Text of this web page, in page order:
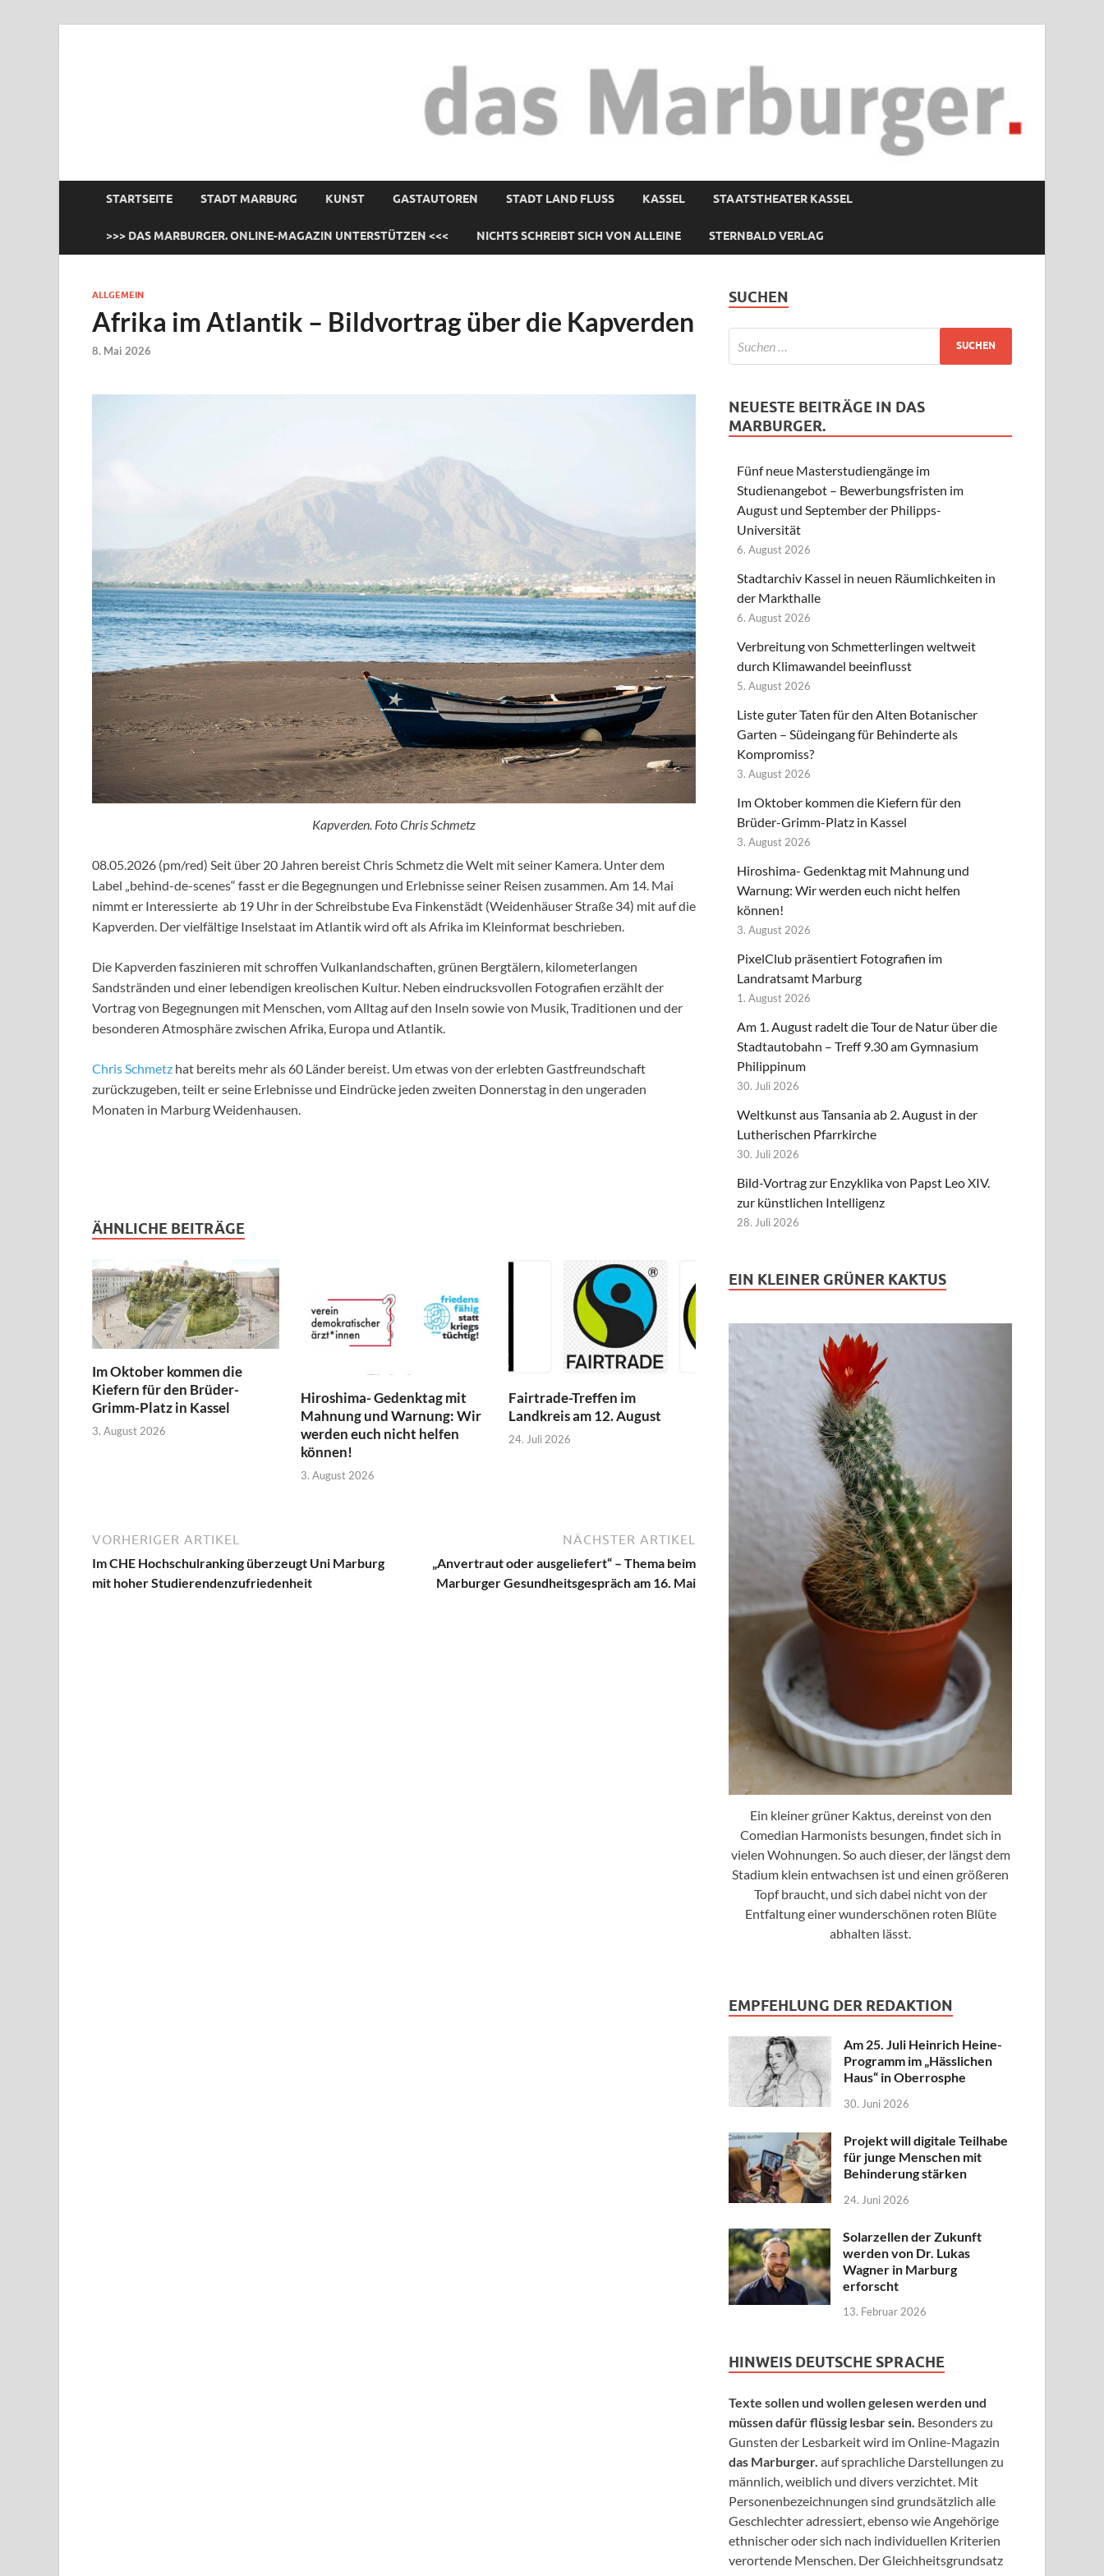
STARTSEITE STADT MARBURG KUNST GASTAUTOREN STADT LAND FLUSS KASSEL STAATSTHEATER KASSEL
>>> DAS MARBURGER. ONLINE-MAGAZIN UNTERSTÜTZEN <<< NICHTS SCHREIBT SICH VON ALLEINE STERNBALD VERLAG
ALLGEMEIN
Afrika im Atlantik – Bildvortrag über die Kapverden
8. Mai 2026
Kapverden. Foto Chris Schmetz
08.05.2026 (pm/red) Seit über 20 Jahren bereist Chris Schmetz die Welt mit seiner Kamera. Unter dem
Label „behind-de-scenes“ fasst er die Begegnungen und Erlebnisse seiner Reisen zusammen. Am 14. Mai
nimmt er Interessierte ab 19 Uhr in der Schreibstube Eva Finkenstädt (Weidenhäuser Straße 34) mit auf die
Kapverden. Der vielfältige Inselstaat im Atlantik wird oft als Afrika im Kleinformat beschrieben.
Die Kapverden faszinieren mit schroffen Vulkanlandschaften, grünen Bergtälern, kilometerlangen
Sandstränden und einer lebendigen kreolischen Kultur. Neben eindrucksvollen Fotografien erzählt der
Vortrag von Begegnungen mit Menschen, vom Alltag auf den Inseln sowie von Musik, Traditionen und der
besonderen Atmosphäre zwischen Afrika, Europa und Atlantik.
Chris Schmetz hat bereits mehr als 60 Länder bereist. Um etwas von der erlebten Gastfreundschaft
zurückzugeben, teilt er seine Erlebnisse und Eindrücke jeden zweiten Donnerstag in den ungeraden
Monaten in Marburg Weidenhausen.
ÄHNLICHE BEITRÄGE
Im Oktober kommen die
Kiefern für den Brüder-
Grimm-Platz in Kassel
3. August 2026
Hiroshima- Gedenktag mit
Mahnung und Warnung: Wir
werden euch nicht helfen
können!
3. August 2026
Fairtrade-Treffen im
Landkreis am 12. August
24. Juli 2026
VORHERIGER ARTIKEL
Im CHE Hochschulranking überzeugt Uni Marburg
mit hoher Studierendenzufriedenheit
NÄCHSTER ARTIKEL
„Anvertraut oder ausgeliefert“ – Thema beim
Marburger Gesundheitsgespräch am 16. Mai
SUCHEN
NEUESTE BEITRÄGE IN DAS
MARBURGER.
Fünf neue Masterstudiengänge im
Studienangebot – Bewerbungsfristen im
August und September der Philipps-
Universität
6. August 2026
Stadtarchiv Kassel in neuen Räumlichkeiten in
der Markthalle
6. August 2026
Verbreitung von Schmetterlingen weltweit
durch Klimawandel beeinflusst
5. August 2026
Liste guter Taten für den Alten Botanischer
Garten – Südeingang für Behinderte als
Kompromiss?
3. August 2026
Im Oktober kommen die Kiefern für den
Brüder-Grimm-Platz in Kassel
3. August 2026
Hiroshima- Gedenktag mit Mahnung und
Warnung: Wir werden euch nicht helfen
können!
3. August 2026
PixelClub präsentiert Fotografien im
Landratsamt Marburg
1. August 2026
Am 1. August radelt die Tour de Natur über die
Stadtautobahn – Treff 9.30 am Gymnasium
Philippinum
30. Juli 2026
Weltkunst aus Tansania ab 2. August in der
Lutherischen Pfarrkirche
30. Juli 2026
Bild-Vortrag zur Enzyklika von Papst Leo XIV.
zur künstlichen Intelligenz
28. Juli 2026
EIN KLEINER GRÜNER KAKTUS
Ein kleiner grüner Kaktus, dereinst von den
Comedian Harmonists besungen, findet sich in
vielen Wohnungen. So auch dieser, der längst dem
Stadium klein entwachsen ist und einen größeren
Topf braucht, und sich dabei nicht von der
Entfaltung einer wunderschönen roten Blüte
abhalten lässt.
EMPFEHLUNG DER REDAKTION
Am 25. Juli Heinrich Heine-
Programm im „Hässlichen
Haus“ in Oberrosphe
30. Juni 2026
Projekt will digitale Teilhabe
für junge Menschen mit
Behinderung stärken
24. Juni 2026
Solarzellen der Zukunft
werden von Dr. Lukas
Wagner in Marburg
erforscht
13. Februar 2026
HINWEIS DEUTSCHE SPRACHE
Texte sollen und wollen gelesen werden und
müssen dafür flüssig lesbar sein. Besonders zu
Gunsten der Lesbarkeit wird im Online-Magazin
das Marburger. auf sprachliche Darstellungen zu
männlich, weiblich und divers verzichtet. Mit
Personenbezeichnungen sind grundsätzlich alle
Geschlechter adressiert, ebenso wie Angehörige
ethnischer oder sich nach individuellen Kriterien
verortende Menschen. Der Gleichheitsgrundsatz